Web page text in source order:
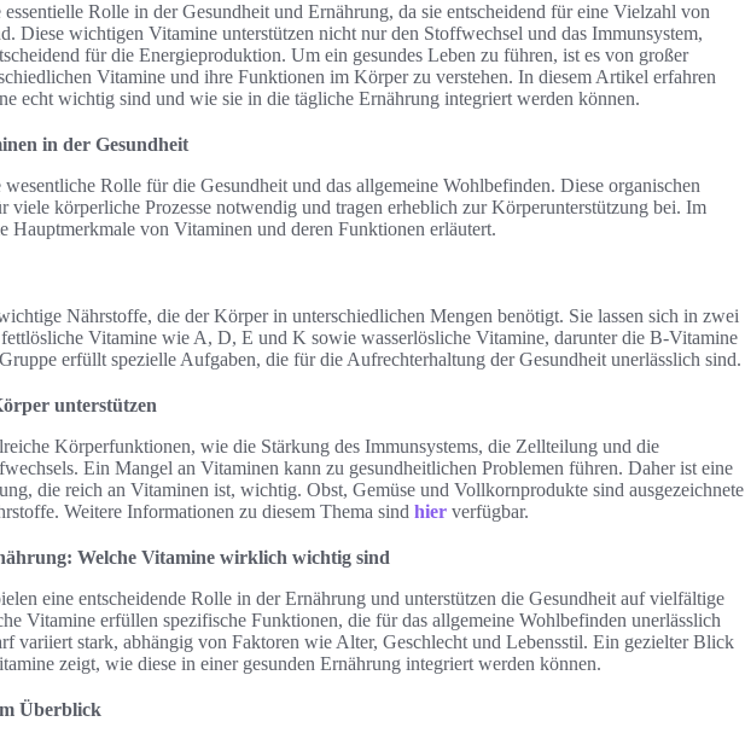
Rolle in der Gesundheit und Ernährung, da sie entscheidend für eine Vielzahl von
Diese wichtigen Vitamine unterstützen nicht nur den Stoffwechsel und das Immunsystem,
für die Energieproduktion. Um ein gesundes Leben zu führen, ist es von großer
Vitamine und ihre Funktionen im Körper zu verstehen. In diesem Artikel erfahren
echt wichtig sind und wie sie in die tägliche Ernährung integriert werden können.
in der Gesundheit
Rolle für die Gesundheit und das allgemeine Wohlbefinden. Diese organischen
viele körperliche Prozesse notwendig und tragen erheblich zur Körperunterstützung bei. Im
Hauptmerkmale von Vitaminen und deren Funktionen erläutert.
Nährstoffe, die der Körper in unterschiedlichen Mengen benötigt. Sie lassen sich in zwei
Vitamine wie A, D, E und K sowie wasserlösliche Vitamine, darunter die B-Vitamine
erfüllt spezielle Aufgaben, die für die Aufrechterhaltung der Gesundheit unerlässlich sind.
unterstützen
Körperfunktionen, wie die Stärkung des Immunsystems, die Zellteilung und die
Ein Mangel an Vitaminen kann zu gesundheitlichen Problemen führen. Daher ist eine
die reich an Vitaminen ist, wichtig. Obst, Gemüse und Vollkornprodukte sind ausgezeichnete
Weitere Informationen zu diesem Thema sind hier verfügbar.
Welche Vitamine wirklich wichtig sind
eine entscheidende Rolle in der Ernährung und unterstützen die Gesundheit auf vielfältige
Vitamine erfüllen spezifische Funktionen, die für das allgemeine Wohlbefinden unerlässlich
variiert stark, abhängig von Faktoren wie Alter, Geschlecht und Lebensstil. Ein gezielter Blick
zeigt, wie diese in einer gesunden Ernährung integriert werden können.
Überblick